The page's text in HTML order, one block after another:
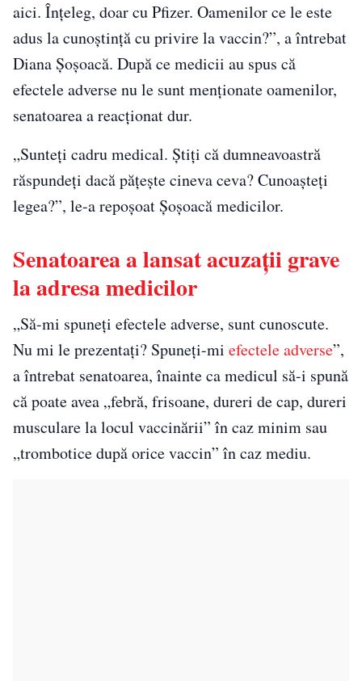
aici. Înțeleg, doar cu Pfizer. Oamenilor ce le este
adus la cunoștință cu privire la vaccin?”, a întrebat
Diana Șoșoacă. După ce medicii au spus că
efectele adverse nu le sunt menționate oamenilor,
senatoarea a reacționat dur.
„Sunteți cadru medical. Știți că dumneavoastră
răspundeți dacă pățește cineva ceva? Cunoașteți
legea?”, le-a repoșoat Șoșoacă medicilor.
Senatoarea a lansat acuzații grave
la adresa medicilor
„Să-mi spuneți efectele adverse, sunt cunoscute.
Nu mi le prezentați? Spuneți-mi efectele adverse”,
a întrebat senatoarea, înainte ca medicul să-i spună
că poate avea „febră, frisoane, dureri de cap, dureri
musculare la locul vaccinării” în caz minim sau
„trombotice după orice vaccin” în caz mediu.